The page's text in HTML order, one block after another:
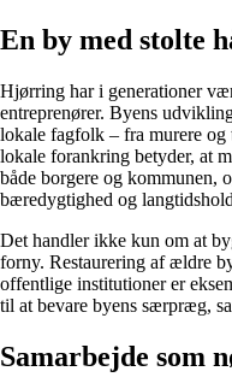
En by med stolte
Hjørring har i generationer
entreprenører. Byens
lokale fagfolk – fra murere
lokale forankring betyder, at
både borgere og kommunen,
bæredygtighed og
Det handler ikke kun om at
forny. Restaurering af ældre
offentlige institutioner er
til at bevare byens særpræg,
Samarbejde som